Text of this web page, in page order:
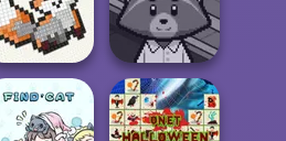
Papa's
Cupcakeria
Cooking Frenzy